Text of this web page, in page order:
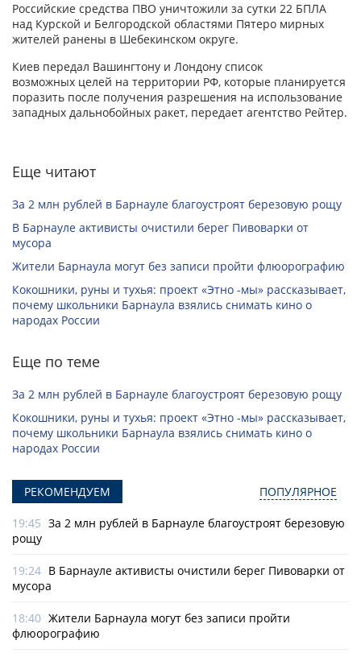
Российские средства ПВО уничтожили за сутки 22 БПЛА
над Курской и Белгородской областями Пятеро мирных
жителей ранены в Шебекинском округе.
Киев передал Вашингтону и Лондону список
возможных целей на территории РФ, которые планируется
поразить после получения разрешения на использование
западных дальнобойных ракет, передает агентство Рейтер.
Еще читают
За 2 млн рублей в Барнауле благоустроят березовую рощу
В Барнауле активисты очистили берег Пивоварки от
мусора
Жители Барнаула могут без записи пройти флюорографию
Кокошники, руны и тухья: проект «Этно -мы» рассказывает,
почему школьники Барнаула взялись снимать кино о
народах России
Еще по теме
За 2 млн рублей в Барнауле благоустроят березовую рощу
Кокошники, руны и тухья: проект «Этно -мы» рассказывает,
почему школьники Барнаула взялись снимать кино о
народах России
РЕКОМЕНДУЕМ ПОПУЛЯРНОЕ
19:45 За 2 млн рублей в Барнауле благоустроят березовую
рощу
19:24 В Барнауле активисты очистили берег Пивоварки от
мусора
18:40 Жители Барнаула могут без записи пройти
флюорографию